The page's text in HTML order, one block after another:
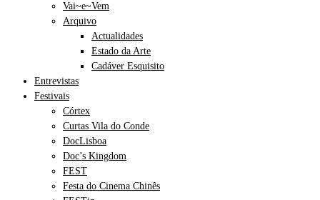
Vai~e~Vem
Arquivo
Actualidades
Estado da Arte
Cadáver Esquisito
Entrevistas
Festivais
Córtex
Curtas Vila do Conde
DocLisboa
Doc’s Kingdom
FEST
Festa do Cinema Chinês